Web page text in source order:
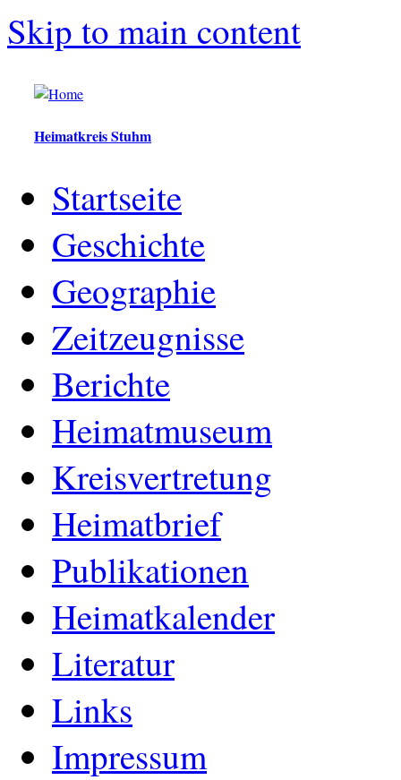
Skip to main content
Heimatkreis Stuhm
Startseite
Geschichte
Geographie
Zeitzeugnisse
Berichte
Heimatmuseum
Kreisvertretung
Heimatbrief
Publikationen
Heimatkalender
Literatur
Links
Impressum